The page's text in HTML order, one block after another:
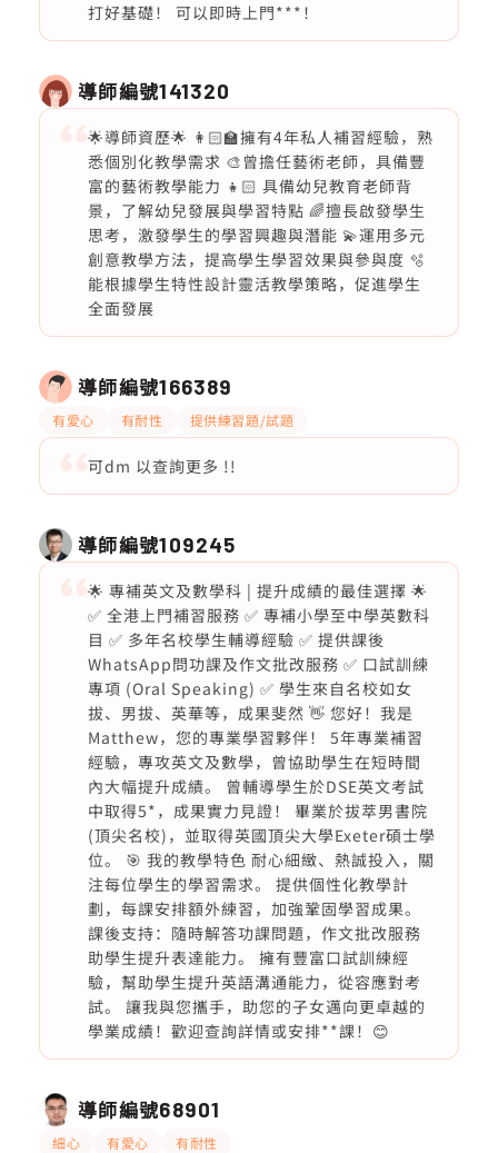
打好基礎！ 可以即時上門***！
導師編號141320
🌟導師資歷🌟 👩🏻‍🏫擁有4年私人補習經驗，熟
悉個別化教學需求 🎨曾擔任藝術老師，具備豐
富的藝術教學能力 👧🏻 具備幼兒教育老師背
景，了解幼兒發展與學習特點 🌈擅長啟發學生
思考，激發學生的學習興趣與潛能 💫運用多元
創意教學方法，提高學生學習效果與參與度 🫧
能根據學生特性設計靈活教學策略，促進學生
全面發展
導師編號166389
有愛心 有耐性 提供練習題/試題
可dm 以查詢更多 !!
導師編號109245
🌟 專補英文及數學科 | 提升成績的最佳選擇 🌟
✅ 全港上門補習服務 ✅ 專補小學至中學英數科
目 ✅ 多年名校學生輔導經驗 ✅ 提供課後
WhatsApp問功課及作文批改服務 ✅ 口試訓練
專項 (Oral Speaking) ✅ 學生來自名校如女
拔、男拔、英華等，成果斐然 👋 您好！我是
Matthew，您的專業學習夥伴！ 5年專業補習
經驗，專攻英文及數學，曾協助學生在短時間
內大幅提升成績。 曾輔導學生於DSE英文考試
中取得5*，成果實力見證！ 畢業於拔萃男書院
(頂尖名校)，並取得英國頂尖大學Exeter碩士學
位。 🎯 我的教學特色 耐心細緻、熱誠投入，關
注每位學生的學習需求。 提供個性化教學計
劃，每課安排額外練習，加強鞏固學習成果。
課後支持：隨時解答功課問題，作文批改服務
助學生提升表達能力。 擁有豐富口試訓練經
驗，幫助學生提升英語溝通能力，從容應對考
試。 讓我與您攜手，助您的子女邁向更卓越的
學業成績！歡迎查詢詳情或安排**課！😊
導師編號68901
細心 有愛心 有耐性